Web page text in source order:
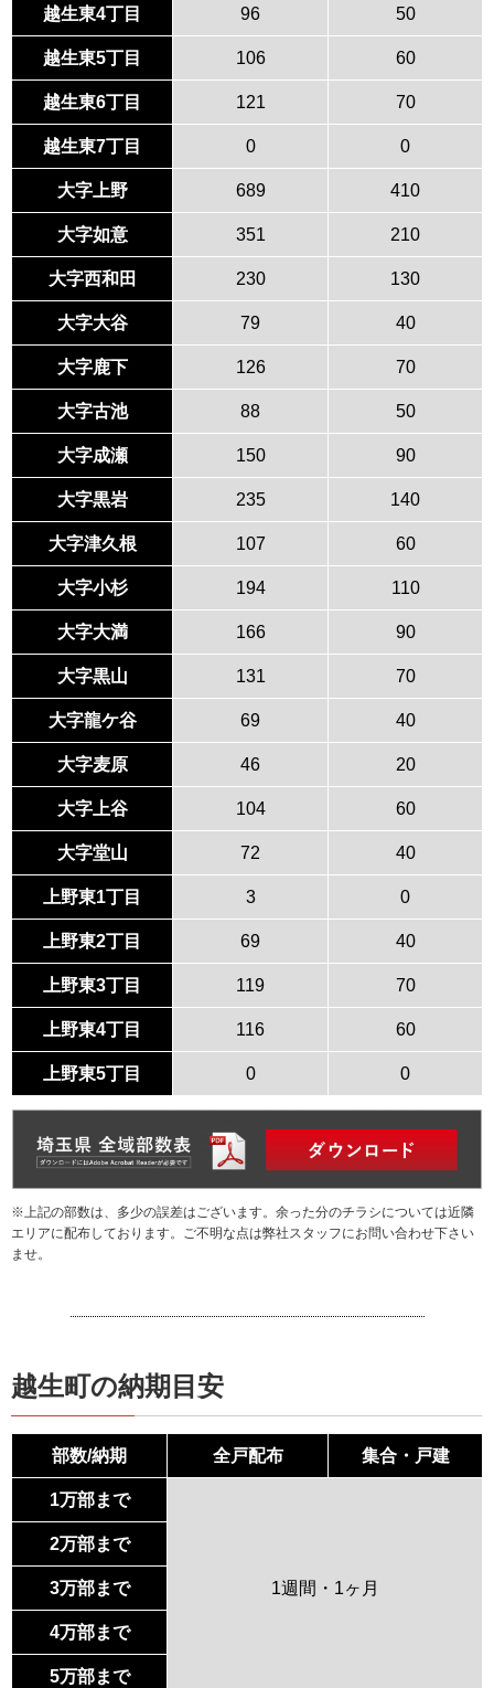
越生東4丁目 96 50
越生東5丁目 106 60
越生東6丁目 121 70
越生東7丁目 0 0
大字上野 689 410
大字如意 351 210
大字西和田 230 130
大字大谷 79 40
大字鹿下 126 70
大字古池 88 50
大字成瀬 150 90
大字黒岩 235 140
大字津久根 107 60
大字小杉 194 110
大字大満 166 90
大字黒山 131 70
大字龍ケ谷 69 40
大字麦原 46 20
大字上谷 104 60
大字堂山 72 40
上野東1丁目 3 0
上野東2丁目 69 40
上野東3丁目 119 70
上野東4丁目 116 60
上野東5丁目 0 0
※上記の部数は、多少の誤差はございます。余った分のチラシについては近隣
エリアに配布しております。ご不明な点は弊社スタッフにお問い合わせ下さい
ませ。
越生町の納期目安
部数/納期 全戸配布 集合・戸建
1万部まで
1週間・1ヶ月
2万部まで
3万部まで
4万部まで
5万部まで